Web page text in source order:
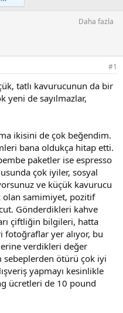
Daha fazla
#1
tatlı kavurucunun da bir
yeni de sayılmazlar,
ikisini de çok beğendim.
bana oldukça hitap etti.
paketler ise espresso
çok iyiler, sosyal
ve küçük kavurucu
olan samimiyet, pozitif
Gönderdikleri kahve
çiftliğin bilgileri, hatta
yer alıyor, bu
verdikleri değer
sebeplerden ötürü çok iyi
yapmayı kesinlikle
ücretleri de 10 pound